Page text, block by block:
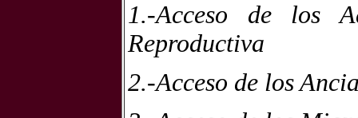
1.-Acceso de los
Reproductiva
2.-Acceso de los